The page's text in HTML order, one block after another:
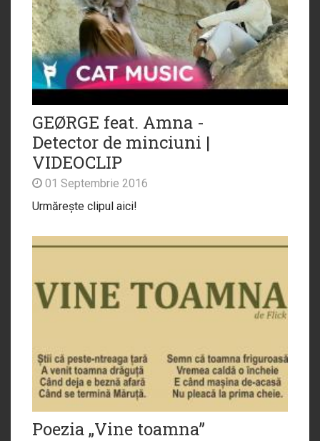
GEØRGE feat. Amna -
Detector de minciuni |
VIDEOCLIP
01 Septembrie 2016
Urmărește clipul aici!
Poezia „Vine toamna”